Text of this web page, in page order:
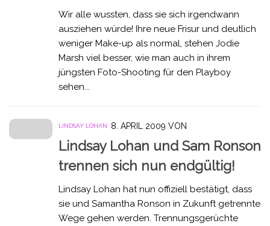
Wir alle wussten, dass sie sich irgendwann
ausziehen würde! Ihre neue Frisur und deutlich
weniger Make-up als normal, stehen Jodie
Marsh viel besser, wie man auch in ihrem
jüngsten Foto-Shooting für den Playboy
sehen...
LINDSAY LOHAN 8. APRIL 2009 VON
Lindsay Lohan und Sam Ronson
trennen sich nun endgültig!
Lindsay Lohan hat nun offiziell bestätigt, dass
sie und Samantha Ronson in Zukunft getrennte
Wege gehen werden. Trennungsgerüchte